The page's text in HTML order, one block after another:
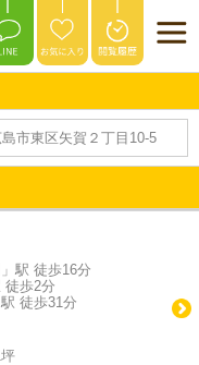
市東区矢賀２丁目10-5
駅 徒歩16分
徒歩2分
徒歩31分